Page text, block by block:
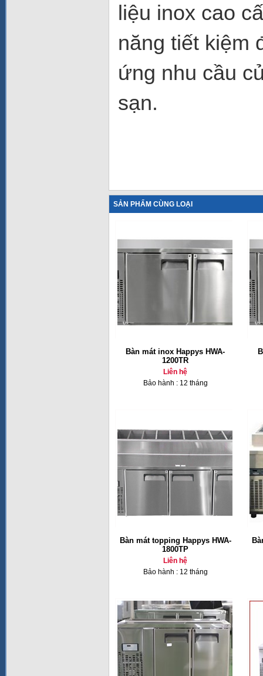
liệu inox cao
năng tiết kiệm
ứng nhu cầu
sạn.
SẢN PHẨM CÙNG LOẠI
Bàn mát inox Happys HWA-
1200TR
Liên hệ
Bảo hành : 12 tháng
Bàn mát topping Happys HWA-
1800TP
Liên hệ
Bảo hành : 12 tháng